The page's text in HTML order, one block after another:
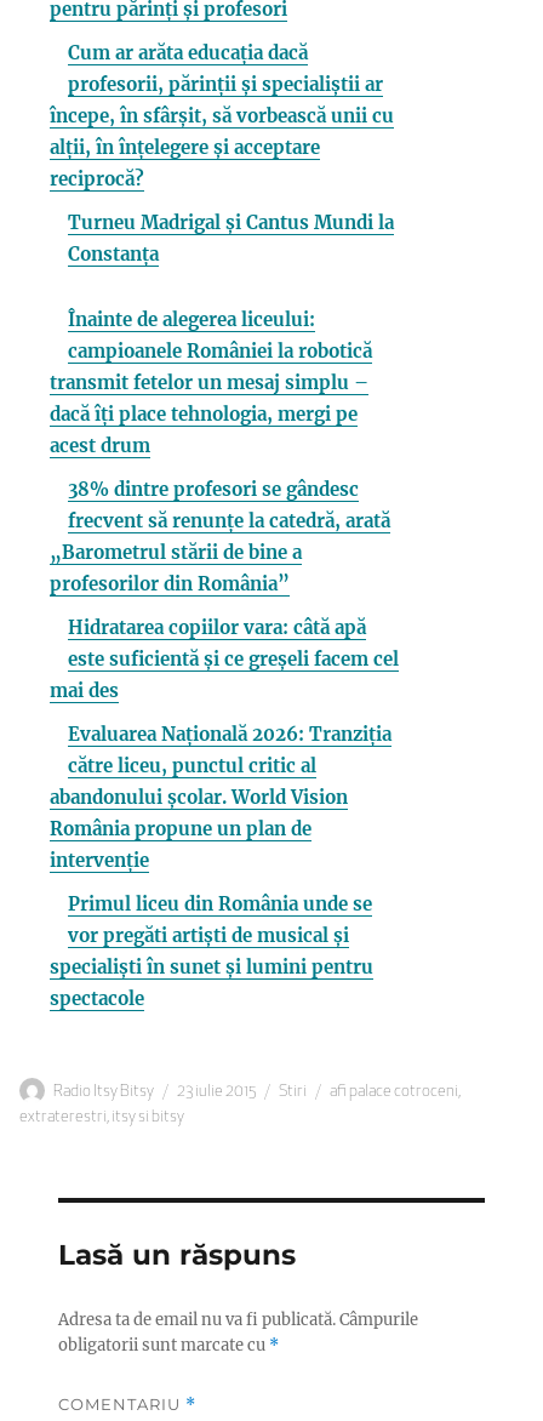
pentru părinți și profesori
Cum ar arăta educația dacă
profesorii, părinții și specialiștii ar
începe, în sfârșit, să vorbească unii cu
alții, în înțelegere și acceptare
reciprocă?
Turneu Madrigal și Cantus Mundi la
Constanța
Înainte de alegerea liceului:
campioanele României la robotică
transmit fetelor un mesaj simplu –
dacă îți place tehnologia, mergi pe
acest drum
38% dintre profesori se gândesc
frecvent să renunțe la catedră, arată
„Barometrul stării de bine a
profesorilor din România”
Hidratarea copiilor vara: câtă apă
este suficientă și ce greșeli facem cel
mai des
Evaluarea Națională 2026: Tranziția
către liceu, punctul critic al
abandonului școlar. World Vision
România propune un plan de
intervenție
Primul liceu din România unde se
vor pregăti artiști de musical și
specialiști în sunet și lumini pentru
spectacole
Autor
Radio Itsy Bitsy
Publicat
pe
23 iulie 2015 Categorii
Stiri Etichete
afi palace cotroceni,
extraterestri, itsy si bitsy
Lasă un răspuns
Adresa ta de email nu va fi publicată.Câmpurile
obligatorii sunt marcate cu *
COMENTARIU *